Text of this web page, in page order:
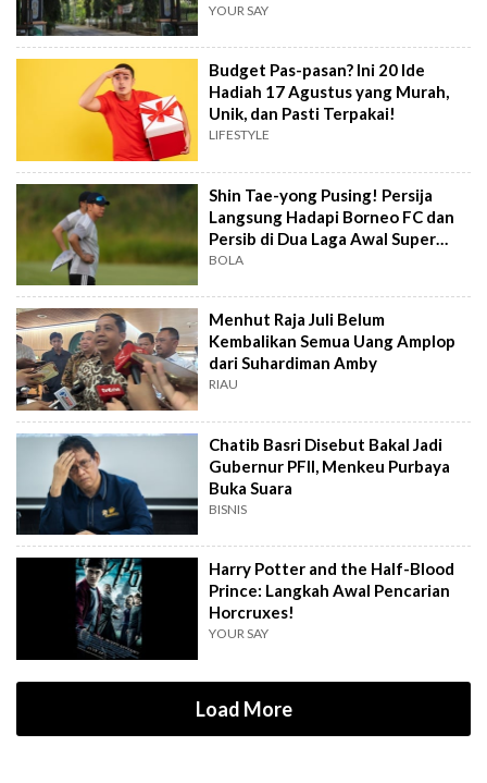
YOUR SAY
Budget Pas-pasan? Ini 20 Ide
Hadiah 17 Agustus yang Murah,
Unik, dan Pasti Terpakai!
LIFESTYLE
Shin Tae-yong Pusing! Persija
Langsung Hadapi Borneo FC dan
Persib di Dua Laga Awal Super
League
BOLA
Menhut Raja Juli Belum
Kembalikan Semua Uang Amplop
dari Suhardiman Amby
RIAU
Chatib Basri Disebut Bakal Jadi
Gubernur PFII, Menkeu Purbaya
Buka Suara
BISNIS
Harry Potter and the Half-Blood
Prince: Langkah Awal Pencarian
Horcruxes!
YOUR SAY
Load More